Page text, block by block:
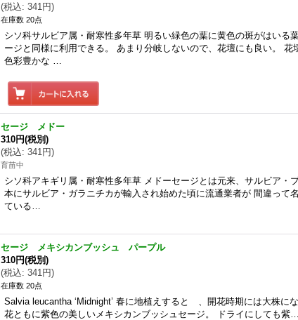
(税込: 341円)
在庫数 20点
シソ科サルビア属・耐寒性多年草 明るい緑色の葉に黄色の斑がはいる
ージと同様に利用できる。 あまり分岐しないので、花壇にも良い。 花
色彩豊かな …
セージ メドー
310円(税別)
(税込: 341円)
育苗中
シソ科アキギリ属・耐寒性多年草 メドーセージとは元来、サルビア・
本にサルビア・ガラニチカが輸入され始めた頃に流通業者が 間違って
ている…
セージ メキシカンブッシュ パープル
310円(税別)
(税込: 341円)
在庫数 20点
Salvia leucantha ‘Midnight’ 春に地植えすると 、開花時期には大株に
花ともに紫色の美しいメキシカンブッシュセージ。 ドライにしても紫…